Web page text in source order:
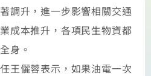
調升，進一步影響相關交通
成本推升，各項民生物資都
身。
王儷蓉表示，如果油電一次